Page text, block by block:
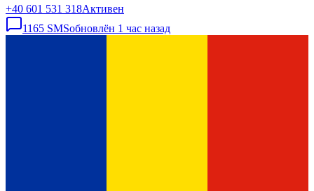
+40 601 531 318Активен
1165 SMSобновлён 1 час назад